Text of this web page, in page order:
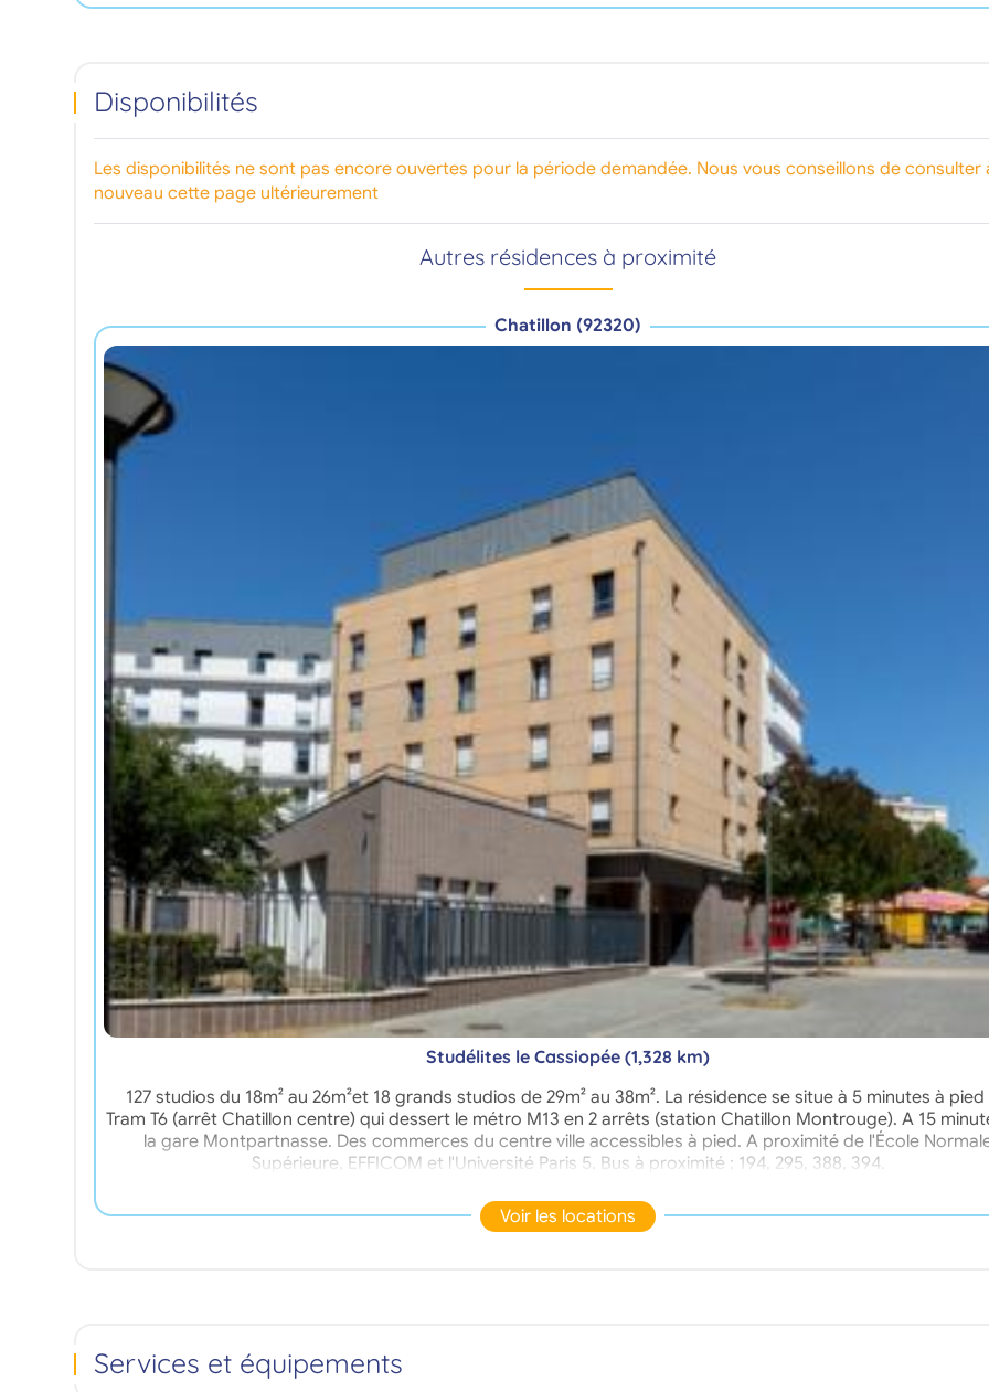
Disponibilités
Les disponibilités ne sont pas encore ouvertes pour la période demandée. Nous vous conseillons de consulter
nouveau cette page ultérieurement
Autres résidences à proximité
Chatillon (92320)
Studélites le Cassiopée (1,328 km)
127 studios du 18m² au 26m²et 18 grands studios de 29m² au 38m². La résidence se situe à 5 minutes à pied
Tram T6 (arrêt Chatillon centre) qui dessert le métro M13 en 2 arrêts (station Chatillon Montrouge). A 15
la gare Montpartnasse. Des commerces du centre ville accessibles à pied. A proximité de l'École
Supérieure, EFFICOM et l'Université Paris 5. Bus à proximité : 194, 295, 388, 394.
Voir les locations
Services et équipements